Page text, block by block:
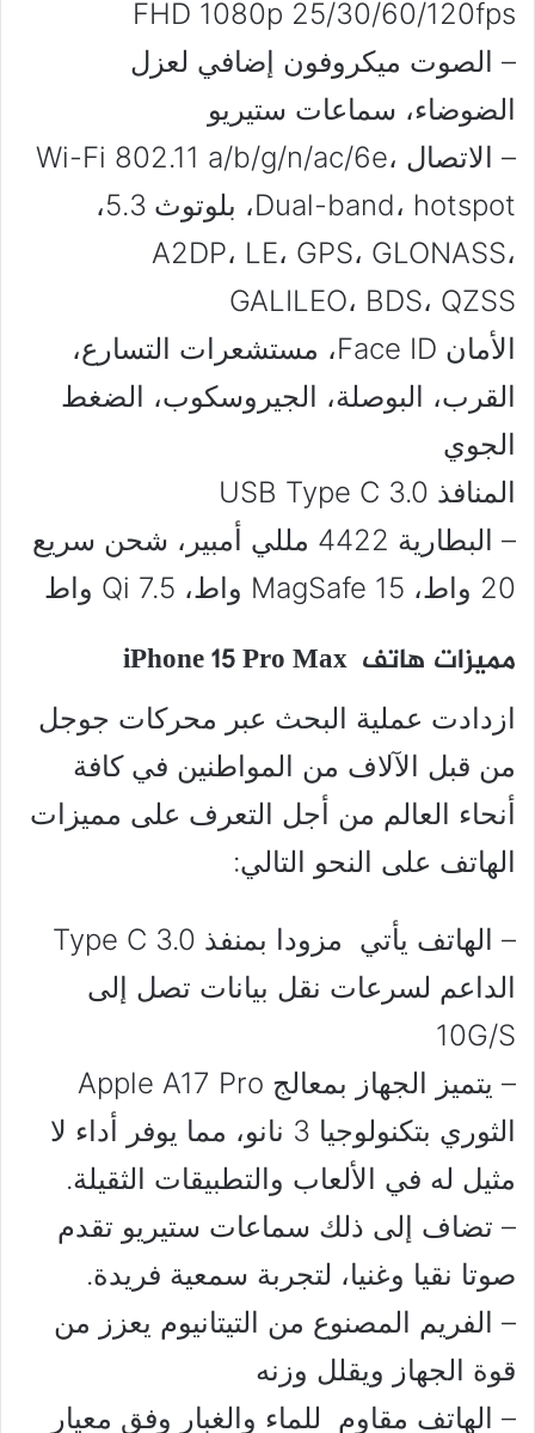
FHD 1080p 25/30/60/120fps
– الصوت ميكروفون إضافي لعزل
الضوضاء، سماعات ستيريو
– الاتصال Wi-Fi 802.11 a/b/g/n/ac/6e،
Dual-band، hotspot، بلوتوث 5.3،
A2DP، LE، GPS، GLONASS،
GALILEO، BDS، QZSS
الأمان Face ID، مستشعرات التسارع،
القرب، البوصلة، الجيروسكوب، الضغط
الجوي
المنافذ USB Type C 3.0
– البطارية 4422 مللي أمبير، شحن سريع
20 واط، MagSafe 15 واط، Qi 7.5 واط
مميزات هاتف iPhone 15 Pro Max
ازدادت عملية البحث عبر محركات جوجل
من قبل الآلاف من المواطنين في كافة
أنحاء العالم من أجل التعرف على مميزات
الهاتف على النحو التالي:
– الهاتف يأتي مزودا بمنفذ Type C 3.0
الداعم لسرعات نقل بيانات تصل إلى
10G/S
– يتميز الجهاز بمعالج Apple A17 Pro
الثوري بتكنولوجيا 3 نانو، مما يوفر أداء لا
مثيل له في الألعاب والتطبيقات الثقيلة.
– تضاف إلى ذلك سماعات ستيريو تقدم
صوتا نقيا وغنيا، لتجربة سمعية فريدة.
– الفريم المصنوع من التيتانيوم يعزز من
قوة الجهاز ويقلل وزنه
– الهاتف مقاوم للماء والغبار وفق معيار